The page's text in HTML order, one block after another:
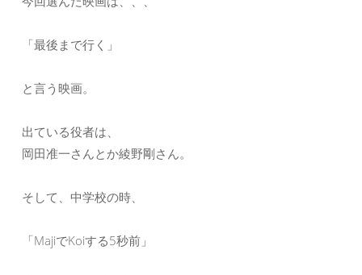
「最後まで行く」
と言う映画。
出ている役者は、
岡田准一さんとか綾野剛さん。
そして、中学校の時、
「MajiでKoiする5秒前」